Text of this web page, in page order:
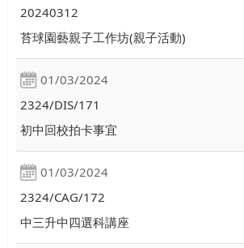
20240312
苔球園藝親子工作坊(親子活動)
01/03/2024
2324/DIS/171
初中回校拍卡事宜
01/03/2024
2324/CAG/172
中三升中四選科講座